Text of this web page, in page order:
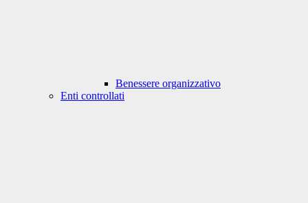
Benessere organizzativo
Enti controllati